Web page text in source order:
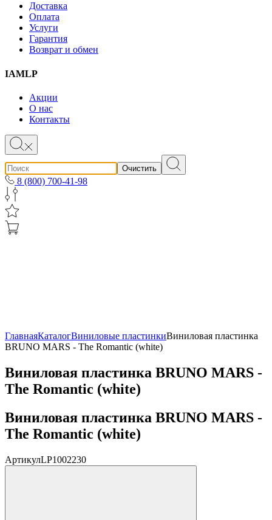
Доставка
Оплата
Услуги
Гарантия
Возврат и обмен
IAMLP
Акции
О нас
Контакты
Очистить
8 (800) 700-41-98
ГлавнаяКаталогВиниловые пластинкиВиниловая пластинка
BRUNO MARS - The Romantic (white)
Виниловая пластинка BRUNO MARS -
The Romantic (white)
Виниловая пластинка BRUNO MARS -
The Romantic (white)
АртикулLP1002230